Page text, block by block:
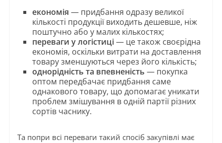
економія — придбання одразу великої
кількості продукції виходить дешевше, ніж
поштучно або у малих кількостях;
переваги у логістиці— це також своєрідна
економія, оскільки витрати на доставлення
товару зменшуються через його кількість;
однорідність та впевненість — покупка
оптом передбачає придбання саме
однакового товару, що допомагає уникати
проблем змішування в одній партії різних
сортів часнику.
Та попри всі переваги такий спосіб закупівлі має